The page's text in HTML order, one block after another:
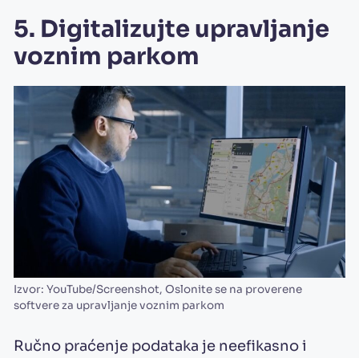
5. Digitalizujte upravljanje
voznim parkom
Izvor: YouTube/Screenshot, Oslonite se na proverene
softvere za upravljanje voznim parkom
Ručno praćenje podataka je neefikasno i